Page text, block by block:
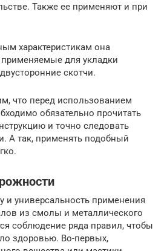
Также ее применяют и при
характеристикам она
для укладки
скотчи.
что перед использованием
обязательно прочитать
и точно следовать
А так, применять подобный
и универсальность применения
из смолы и металлического
соблюдение ряда правил, чтобы
здоровью. Во-первых,